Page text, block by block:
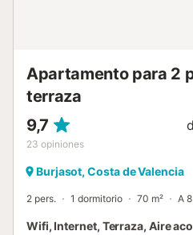
Apartamento para 2
terraza
9,7
23 opiniones
Burjasot, Costa de Valencia
2 pers. 1 dormitorio 70 m² A
Wifi, Internet, Terraza, Aire